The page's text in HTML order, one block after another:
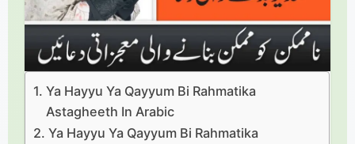
Ya Hayyu Ya Qayyum Bi Rahmatika
Astagheeth In Arabic
Ya Hayyu Ya Qayyum Bi Rahmatika